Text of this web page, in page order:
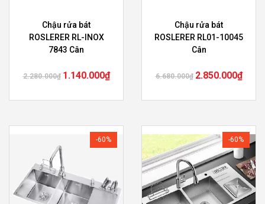
Chậu rửa bát
ROSLERER RL-INOX
7843 Cân
2.280.000₫ 1.140.000₫
Chậu rửa bát
ROSLERER RL01-10045
Cân
6.680.000₫ 2.850.000₫
-60% -60%